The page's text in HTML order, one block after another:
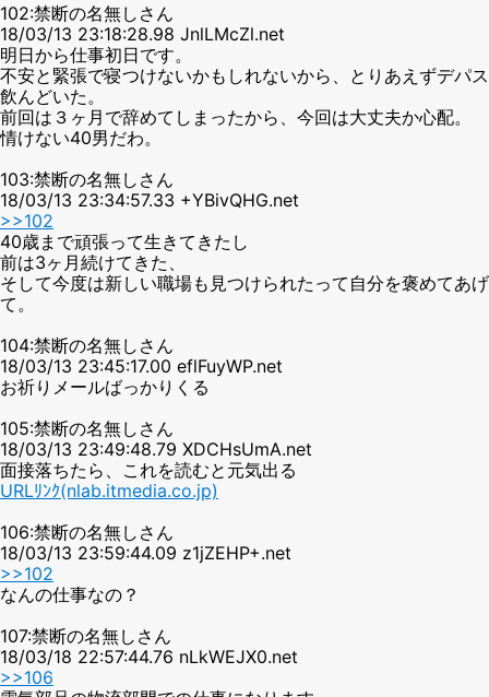
102:禁断の名無しさん
18/03/13 23:18:28.98 JnlLMcZl.net
明日から仕事初日です。
不安と緊張で寝つけないかもしれないから、とりあえずデパス
飲んどいた。
前回は３ヶ月で辞めてしまったから、今回は大丈夫か心配。
情けない40男だわ。
103:禁断の名無しさん
18/03/13 23:34:57.33 +YBivQHG.net
>>102
40歳まで頑張って生きてきたし
前は3ヶ月続けてきた、
そして今度は新しい職場も見つけられたって自分を褒めてあげ
て。
104:禁断の名無しさん
18/03/13 23:45:17.00 eflFuyWP.net
お祈りメールばっかりくる
105:禁断の名無しさん
18/03/13 23:49:48.79 XDCHsUmA.net
面接落ちたら、これを読むと元気出る
URLﾘﾝｸ(nlab.itmedia.co.jp)
106:禁断の名無しさん
18/03/13 23:59:44.09 z1jZEHP+.net
>>102
なんの仕事なの？
107:禁断の名無しさん
18/03/18 22:57:44.76 nLkWEJX0.net
>>106